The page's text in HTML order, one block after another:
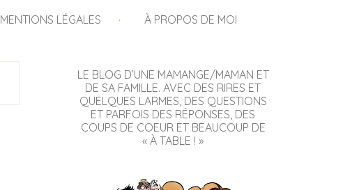
MENTIONS LÉGALES À PROPOS DE MOI
LE BLOG D’UNE MAMANGE/MAMAN ET
DE SA FAMILLE. AVEC DES RIRES ET
QUELQUES LARMES, DES QUESTIONS
ET PARFOIS DES RÉPONSES, DES
COUPS DE COEUR ET BEAUCOUP DE
« À TABLE ! »